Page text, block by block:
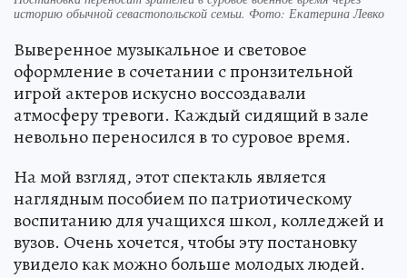
историю обычной севастопольской семьи. Фото: Екатерина Левко
Выверенное музыкальное и световое
оформление в сочетании с пронзительной
игрой актеров искусно воссоздавали
атмосферу тревоги. Каждый сидящий в зале
невольно переносился в то суровое время.
На мой взгляд, этот спектакль является
наглядным пособием по патриотическому
воспитанию для учащихся школ, колледжей и
вузов. Очень хочется, чтобы эту постановку
увидело как можно больше молодых людей.